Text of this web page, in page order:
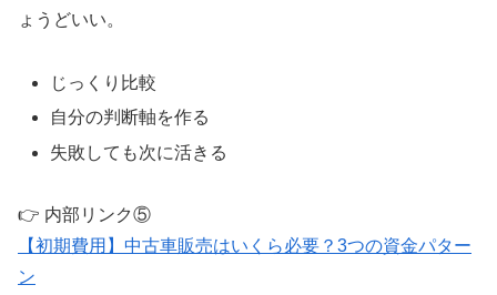
ょうどいい。
じっくり比較
自分の判断軸を作る
失敗しても次に活きる
👉 内部リンク⑤
【初期費用】中古車販売はいくら必要？3つの資金パター
ン